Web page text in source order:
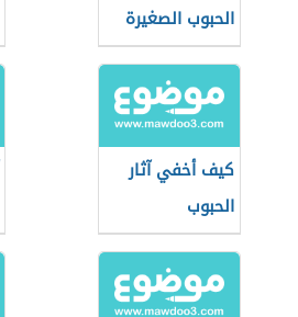
الحبوب الصغيرة
في الوجه
كيف أخفي آثار
الحبوب